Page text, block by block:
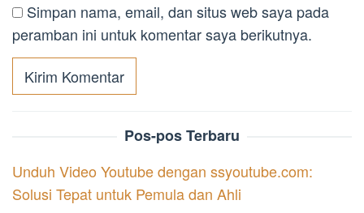
Simpan nama, email, dan situs web saya pada
peramban ini untuk komentar saya berikutnya.
Pos-pos Terbaru
Unduh Video Youtube dengan ssyoutube.com:
Solusi Tepat untuk Pemula dan Ahli